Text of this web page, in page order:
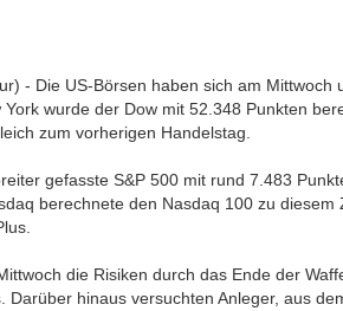
- Die US-Börsen haben sich am Mittwoch
wurde der Dow mit 52.348 Punkten
zum vorherigen Handelstag.
gefasste S&P 500 mit rund 7.483
berechnete den Nasdaq 100 zu diesem
die Risiken durch das Ende der
Darüber hinaus versuchten Anleger, aus